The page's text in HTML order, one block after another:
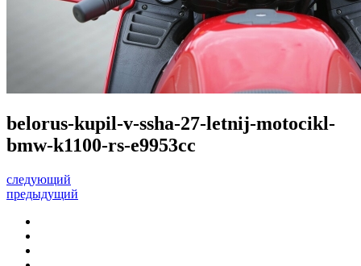
belorus-kupil-v-ssha-27-letnij-motocikl-
bmw-k1100-rs-e9953cc
следующий
предыдущий